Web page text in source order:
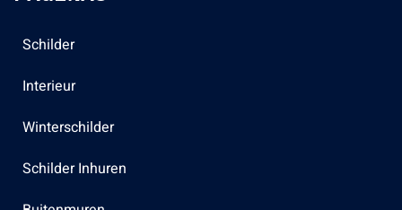
Schilder
Interieur
Winterschilder
Schilder Inhuren